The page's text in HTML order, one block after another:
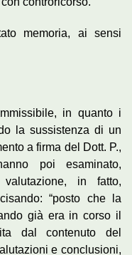
memoria, ai sensi
in quanto i
la sussistenza di un
a firma del Dott. P.,
poi esaminato,
in fatto,
“posto che la
già era in corso il
dal contenuto del
e conclusioni,